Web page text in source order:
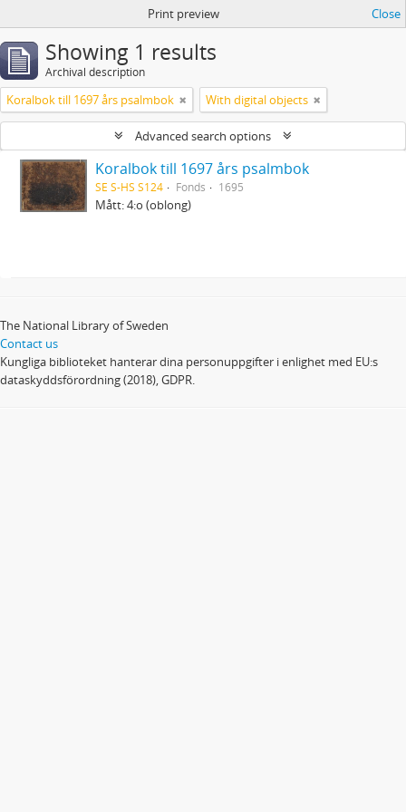
Print preview Close
Showing 1 results
Archival description
Koralbok till 1697 års psalmbok With digital objects
Advanced search options
Koralbok till 1697 års psalmbok
SE S-HS S124 Fonds 1695
Mått: 4:o (oblong)
The National Library of Sweden
Contact us
Kungliga biblioteket hanterar dina personuppgifter i enlighet med EU:s
dataskyddsförordning (2018), GDPR.